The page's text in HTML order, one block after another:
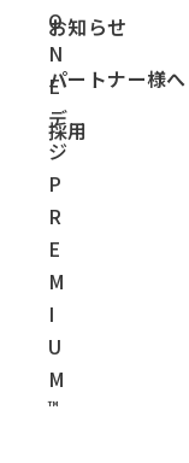
O
N
E
デ
ジ
P
R
E
M
I
U
M
™
お知らせ
パートナー様へ
採用